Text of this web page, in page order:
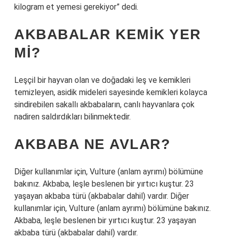
kilogram et yemesi gerekiyor” dedi.
AKBABALAR KEMIK YER
MI?
Leşçil bir hayvan olan ve doğadaki leş ve kemikleri
temizleyen, asidik mideleri sayesinde kemikleri kolayca
sindirebilen sakallı akbabaların, canlı hayvanlara çok
nadiren saldırdıkları bilinmektedir.
AKBABA NE AVLAR?
Diğer kullanımlar için, Vulture (anlam ayrımı) bölümüne
bakınız. Akbaba, leşle beslenen bir yırtıcı kuştur. 23
yaşayan akbaba türü (akbabalar dahil) vardır. Diğer
kullanımlar için, Vulture (anlam ayrımı) bölümüne bakınız.
Akbaba, leşle beslenen bir yırtıcı kuştur. 23 yaşayan
akbaba türü (akbabalar dahil) vardır.